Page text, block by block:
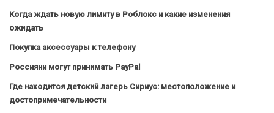
Когда ждать новую лимиту в Роблокс и какие изменения
ожидать
Покупка аксессуары к телефону
Россияни могут принимать PayPal
Где находится детский лагерь Сириус: местоположение и
достопримечательности